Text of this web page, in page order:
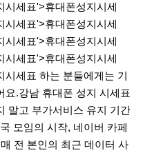
시세표'>휴대폰성지시세
시세표'>휴대폰성지시세
시세표'>휴대폰성지시세
시세표'>휴대폰성지시세
시세표 하는 분들에게는 기
요.​강남 휴대폰 성지 시세표
말고 부가서비스 유지 기간
모임의 시작, 네이버 카페​
전 본인의 최근 데이터 사